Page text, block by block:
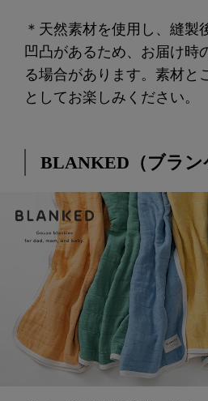
＊天然素材を使用し、縫製
凹凸があるため、お届け時
る場合があります。素材と
としてお楽しみください。
BLANKED（ブラン